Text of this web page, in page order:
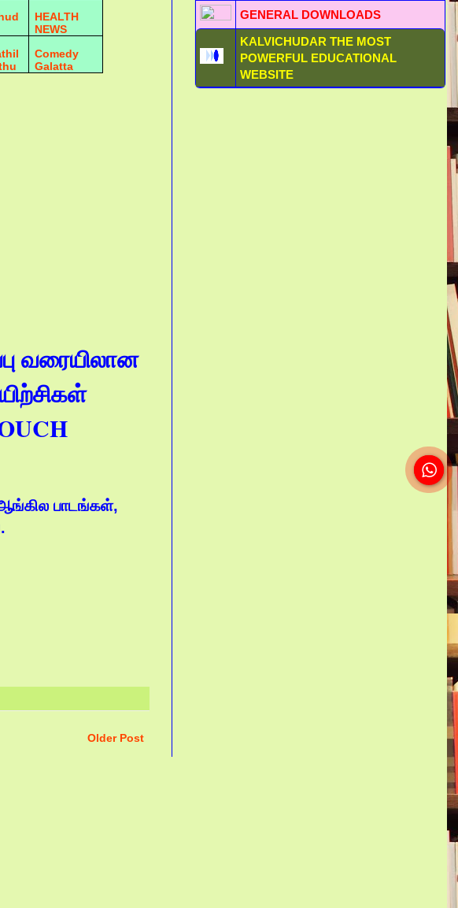
HEALTH
NEWS
Comedy
Galatta
வரையிலான
ஆங்கில பாடங்கள்,
Older Post
GENERAL DOWNLOADS
KALVICHUDAR THE MOST
POWERFUL EDUCATIONAL
WEBSITE